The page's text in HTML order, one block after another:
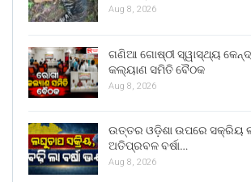
Aug 8, 2026
ଗଣିଆ ଗୋଷ୍ଠୀ ସ୍ୱାସ୍ଥ୍ୟ
କଲ୍ୟାଣ ସମିତି ବୈଠକ
Aug 8, 2026
ଉତ୍ତର ଓଡ଼ିଶା ଉପରେ ସକ୍ରିୟ
ଅତିପ୍ରବଳ ବର୍ଷା…
Aug 8, 2026